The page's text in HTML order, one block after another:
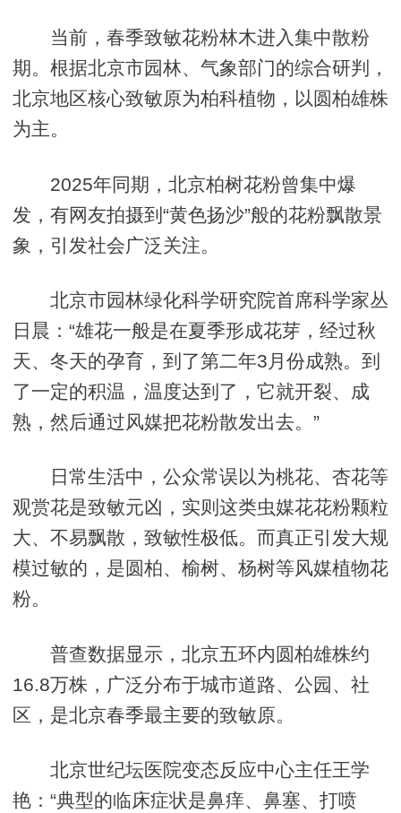
当前，春季致敏花粉林木进入集中散粉
期。根据北京市园林、气象部门的综合研判，
北京地区核心致敏原为柏科植物，以圆柏雄株
为主。
2025年同期，北京柏树花粉曾集中爆
发，有网友拍摄到“黄色扬沙”般的花粉飘散景
象，引发社会广泛关注。
北京市园林绿化科学研究院首席科学家丛
日晨：“雄花一般是在夏季形成花芽，经过秋
天、冬天的孕育，到了第二年3月份成熟。到
了一定的积温，温度达到了，它就开裂、成
熟，然后通过风媒把花粉散发出去。”
日常生活中，公众常误以为桃花、杏花等
观赏花是致敏元凶，实则这类虫媒花花粉颗粒
大、不易飘散，致敏性极低。而真正引发大规
模过敏的，是圆柏、榆树、杨树等风媒植物花
粉。
普查数据显示，北京五环内圆柏雄株约
16.8万株，广泛分布于城市道路、公园、社
区，是北京春季最主要的致敏原。
北京世纪坛医院变态反应中心主任王学
艳：“典型的临床症状是鼻痒、鼻塞、打喷